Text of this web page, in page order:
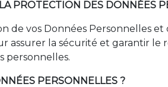
PROTECTION DES DONNÉES
de vos Données Personnelles
assurer la sécurité et garantir le
personnelles.
PERSONNELLES ?